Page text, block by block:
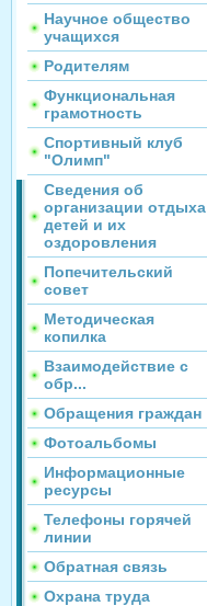
Научное общество
учащихся
Родителям
Функциональная
грамотность
Спортивный клуб
"Олимп"
Сведения об
организации отдыха
детей и их
оздоровления
Попечительский
совет
Методическая
копилка
Взаимодействие с
обр...
Обращения граждан
Фотоальбомы
Информационные
ресурсы
Телефоны горячей
линии
Обратная связь
Охрана труда